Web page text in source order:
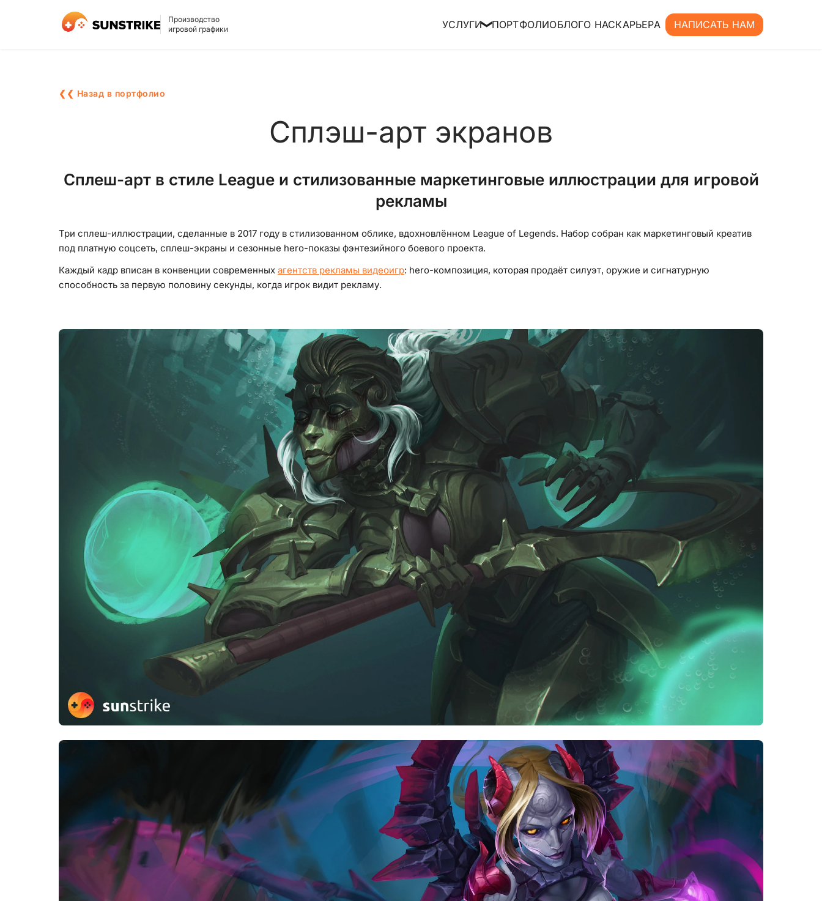
Производство
игровой графики
УСЛУГИ❯ПОРТФОЛИОБЛОГО НАСКАРЬЕРА НАПИСАТЬ НАМ
❮❮ Назад в портфолио
Сплэш-арт экранов
Сплеш-арт в стиле League и стилизованные маркетинговые иллюстрации для игровой
рекламы
Три сплеш-иллюстрации, сделанные в 2017 году в стилизованном облике, вдохновлённом League of Legends. Набор собран как маркетинговый креатив
под платную соцсеть, сплеш-экраны и сезонные hero-показы фэнтезийного боевого проекта.
Каждый кадр вписан в конвенции современных агентств рекламы видеоигр: hero-композиция, которая продаёт силуэт, оружие и сигнатурную
способность за первую половину секунды, когда игрок видит рекламу.